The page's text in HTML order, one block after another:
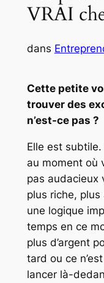
VRAI
dans
Cette petite
trouver des
n’est-ce pas ?
Elle est
au moment où
pas audacieux
plus riche, plus
une logique
temps en ce
plus d’argent
tard ou ce
lancer là-